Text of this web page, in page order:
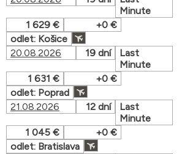
Minute
1 629 €
+0 €
odlet: Košice
20.08.2026
19 dní
Last
Minute
1 631 €
+0 €
odlet: Poprad
21.08.2026
12 dní
Last
Minute
1 045 €
+0 €
odlet: Bratislava